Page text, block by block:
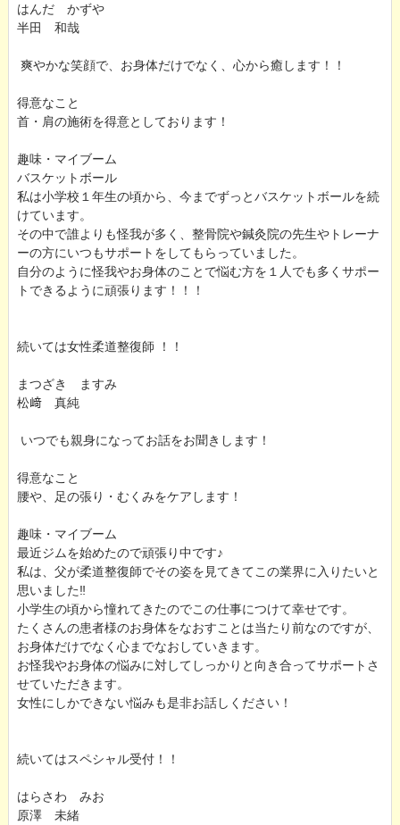
はんだ かずや
半田 和哉
爽やかな笑顔で、お身体だけでなく、心から癒します！！
得意なこと
首・肩の施術を得意としております！
趣味・マイブーム
バスケットボール
私は小学校１年生の頃から、今までずっとバスケットボールを続
けています。
その中で誰よりも怪我が多く、整骨院や鍼灸院の先生やトレーナ
ーの方にいつもサポートをしてもらっていました。
自分のように怪我やお身体のことで悩む方を１人でも多くサポー
トできるように頑張ります！！！
続いては女性柔道整復師 ！！
まつざき ますみ
松﨑 真純
いつでも親身になってお話をお聞きします！
得意なこと
腰や、足の張り・むくみをケアします！
趣味・マイブーム
最近ジムを始めたので頑張り中です♪
私は、父が柔道整復師でその姿を見てきてこの業界に入りたいと
思いました‼
小学生の頃から憧れてきたのでこの仕事につけて幸せです。
たくさんの患者様のお身体をなおすことは当たり前なのですが、
お身体だけでなく心までなおしていきます。
お怪我やお身体の悩みに対してしっかりと向き合ってサポートさ
せていただきます。
女性にしかできない悩みも是非お話しください！
続いてはスペシャル受付！！
はらさわ みお
原澤 未緒